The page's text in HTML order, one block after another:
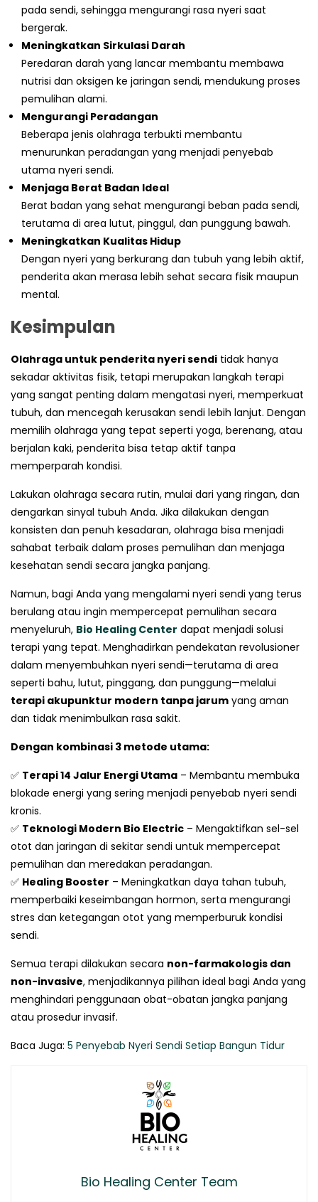
pada sendi, sehingga mengurangi rasa nyeri saat
bergerak.
Meningkatkan Sirkulasi Darah
Peredaran darah yang lancar membantu membawa
nutrisi dan oksigen ke jaringan sendi, mendukung proses
pemulihan alami.
Mengurangi Peradangan
Beberapa jenis olahraga terbukti membantu
menurunkan peradangan yang menjadi penyebab
utama nyeri sendi.
Menjaga Berat Badan Ideal
Berat badan yang sehat mengurangi beban pada sendi,
terutama di area lutut, pinggul, dan punggung bawah.
Meningkatkan Kualitas Hidup
Dengan nyeri yang berkurang dan tubuh yang lebih aktif,
penderita akan merasa lebih sehat secara fisik maupun
mental.
Kesimpulan
Olahraga untuk penderita nyeri sendi tidak hanya
sekadar aktivitas fisik, tetapi merupakan langkah terapi
yang sangat penting dalam mengatasi nyeri, memperkuat
tubuh, dan mencegah kerusakan sendi lebih lanjut. Dengan
memilih olahraga yang tepat seperti yoga, berenang, atau
berjalan kaki, penderita bisa tetap aktif tanpa
memperparah kondisi.
Lakukan olahraga secara rutin, mulai dari yang ringan, dan
dengarkan sinyal tubuh Anda. Jika dilakukan dengan
konsisten dan penuh kesadaran, olahraga bisa menjadi
sahabat terbaik dalam proses pemulihan dan menjaga
kesehatan sendi secara jangka panjang.
Namun, bagi Anda yang mengalami nyeri sendi yang terus
berulang atau ingin mempercepat pemulihan secara
menyeluruh, Bio Healing Center dapat menjadi solusi
terapi yang tepat. Menghadirkan pendekatan revolusioner
dalam menyembuhkan nyeri sendi—terutama di area
seperti bahu, lutut, pinggang, dan punggung—melalui
terapi akupunktur modern tanpa jarum yang aman
dan tidak menimbulkan rasa sakit.
Dengan kombinasi 3 metode utama:
✅ Terapi 14 Jalur Energi Utama – Membantu membuka
blokade energi yang sering menjadi penyebab nyeri sendi
kronis.
✅ Teknologi Modern Bio Electric – Mengaktifkan sel-sel
otot dan jaringan di sekitar sendi untuk mempercepat
pemulihan dan meredakan peradangan.
✅ Healing Booster – Meningkatkan daya tahan tubuh,
memperbaiki keseimbangan hormon, serta mengurangi
stres dan ketegangan otot yang memperburuk kondisi
sendi.
Semua terapi dilakukan secara non-farmakologis dan
non-invasive, menjadikannya pilihan ideal bagi Anda yang
menghindari penggunaan obat-obatan jangka panjang
atau prosedur invasif.
Baca Juga: 5 Penyebab Nyeri Sendi Setiap Bangun Tidur
Bio Healing Center Team